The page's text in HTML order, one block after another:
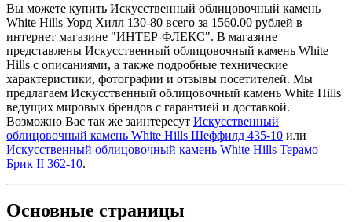
Вы можете купить Искусственный облицовочный камень
White Hills Уорд Хилл 130-80 всего за 1560.00 рублей в
интернет магазине "ИНТЕР-ФЛЕКС". В магазине
представлены Искусственный облицовочный камень White
Hills с описаниями, а также подробные технические
характеристики, фотографии и отзывы посетителей. Мы
предлагаем Искусственный облицовочный камень White Hills
ведущих мировых брендов с гарантией и доставкой.
Возможно Вас так же заинтересут Искусственный
облицовочный камень White Hills Шеффилд 435-10 или
Искусственный облицовочный камень White Hills Терамо
Брик II 362-10.
Основные страницы